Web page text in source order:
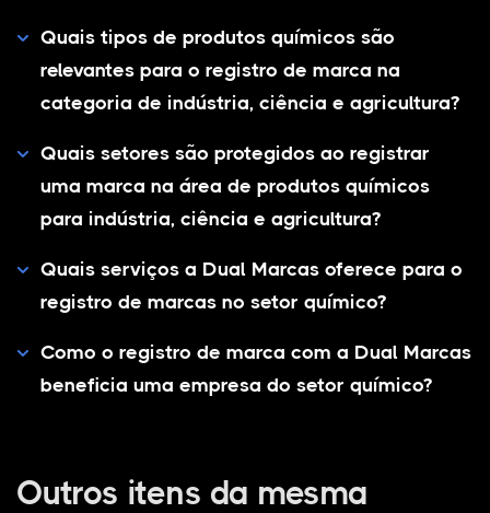
Quais tipos de produtos químicos são
relevantes para o registro de marca na
categoria de indústria, ciência e agricultura?
Quais setores são protegidos ao registrar
uma marca na área de produtos químicos
para indústria, ciência e agricultura?
Quais serviços a Dual Marcas oferece para o
registro de marcas no setor químico?
Como o registro de marca com a Dual Marcas
beneficia uma empresa do setor químico?
Outros itens da mesma